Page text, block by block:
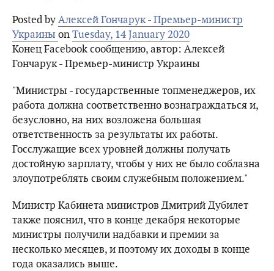
Posted byАлексей Гончарук - Премьер-министр
Украины onTuesday, 14 January 2020
Конец Facebook сообщению, автор: Алексей
Гончарук - Премьер-министр Украины
"Министры - государственные топменеджеров, их
работа должна соответственно вознаграждаться и,
безусловно, на них возложена большая
ответственность за результаты их работы.
Госслужащие всех уровней должны получать
достойную зарплату, чтобы у них не было соблазна
злоупотреблять своим служебным положением."
Министр Кабинета министров Дмитрий Дубилет
также пояснил, что в конце декабря некоторые
министры получили надбавки и премии за
несколько месяцев, и поэтому их доходы в конце
года оказались выше.